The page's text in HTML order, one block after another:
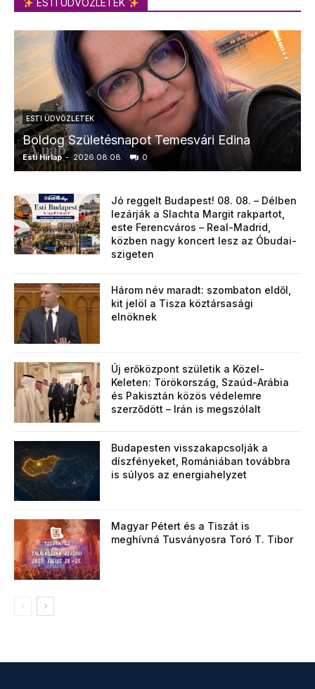
ESTI ÜDVÖZLETEK
ESTI ÜDVÖZLETEK
Boldog Születésnapot Temesvári Edina
Esti Hírlap - 2026.08.08. 0
Jó reggelt Budapest! 08. 08. – Délben
lezárják a Slachta Margit rakpartot,
este Ferencváros – Real-Madrid,
közben nagy koncert lesz az Óbudai-
szigeten
Három név maradt: szombaton eldől,
kit jelöl a Tisza köztársasági
elnöknek
Új erőközpont születik a Közel-
Keleten: Törökország, Szaúd-Arábia
és Pakisztán közös védelemre
szerződött – Irán is megszólalt
Budapesten visszakapcsolják a
díszfényeket, Romániában továbbra
is súlyos az energiahelyzet
Magyar Pétert és a Tiszát is
meghívná Tusványosra Toró T. Tibor